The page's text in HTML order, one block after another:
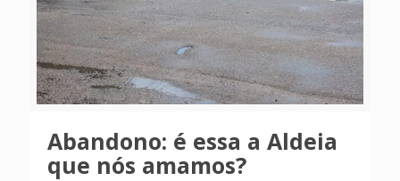
Abandono: é essa a Aldeia
que nós amamos?